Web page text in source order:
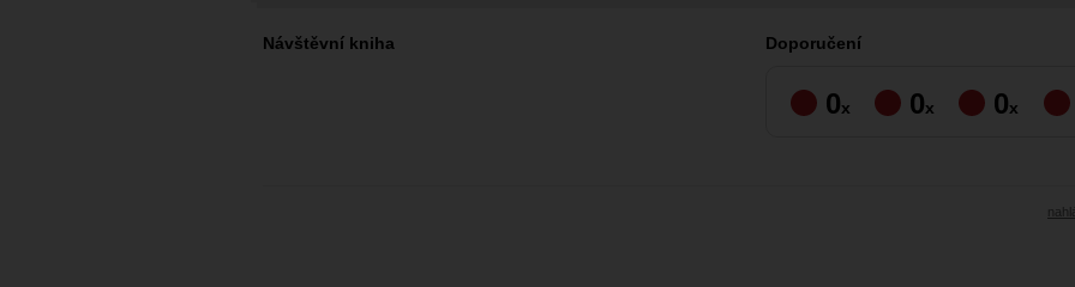
Návštěvní kniha Doporučení
0x 0x 0x